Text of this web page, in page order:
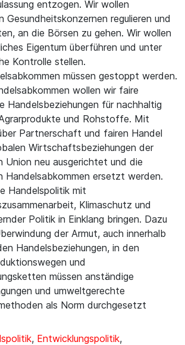
entzogen. Wir wollen
Gesundheitskonzernen regulieren und
an die Börsen zu gehen. Wir wollen
Eigentum überführen und unter
Kontrolle stellen.
müssen gestoppt werden.
wollen wir faire
Handelsbeziehungen für nachhaltig
und Rohstoffe. Mit
Partnerschaft und fairen Handel
Wirtschaftsbeziehungen der
Union neu ausgerichtet und die
Handelsabkommen ersetzt werden.
Handelspolitik mit
Klimaschutz und
Politik in Einklang bringen. Dazu
der Armut, auch innerhalb
Handelsbeziehungen, in den
und
müssen anständige
und umweltgerechte
als Norm durchgesetzt
, Entwicklungspolitik,